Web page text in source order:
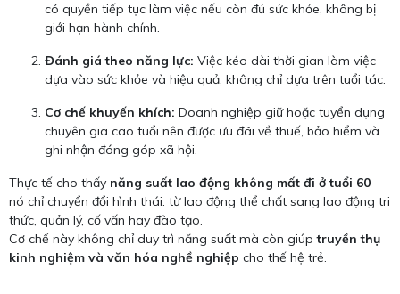
có quyền tiếp tục làm việc nếu còn đủ sức khỏe, không bị
giới hạn hành chính.
Đánh giá theo năng lực: Việc kéo dài thời gian làm việc
dựa vào sức khỏe và hiệu quả, không chỉ dựa trên tuổi tác.
Cơ chế khuyến khích: Doanh nghiệp giữ hoặc tuyển dụng
chuyên gia cao tuổi nên được ưu đãi về thuế, bảo hiểm và
ghi nhận đóng góp xã hội.
Thực tế cho thấy năng suất lao động không mất đi ở tuổi 60 –
nó chỉ chuyển đổi hình thái: từ lao động thể chất sang lao động tri
thức, quản lý, cố vấn hay đào tạo.
Cơ chế này không chỉ duy trì năng suất mà còn giúptruyền thụ
kinh nghiệm và văn hóa nghề nghiệp cho thế hệ trẻ.